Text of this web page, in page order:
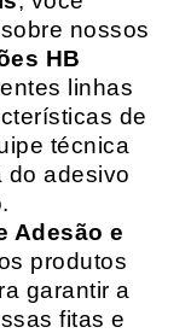
nossos
HB
linhas
de
técnica
do adesivo
Adesão e
produtos
garantir a
fitas e